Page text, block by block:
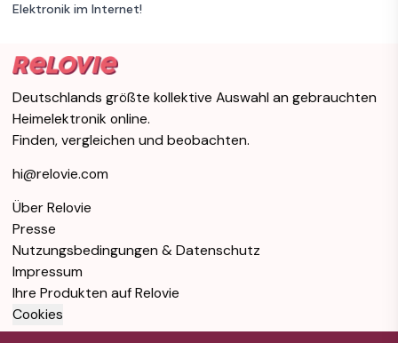
Lenovo
2.5 GHz - SSD
QWERTZ -
Deutsch
Intel Core i5
Lenovo ThinkPad
1.6 GHz - SSD 256
QWERTY -
Schwedisch
Unbekannter Zustand 16 GB RAM
256GB Speicher
Garantie 12 Monate
Elektronik im Internet!
Deutschlands größte kollektive Auswahl an gebrauchten
Heimelektronik online.
Finden, vergleichen und beobachten.
hi@relovie.com
Über Relovie
Presse
Nutzungsbedingungen & Datenschutz
Impressum
Ihre Produkten auf Relovie
Cookies